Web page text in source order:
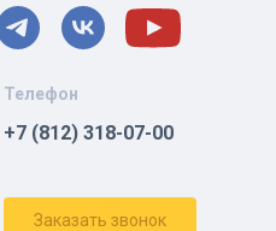
Телефон
+7 (812) 318-07-00
Заказать звонок